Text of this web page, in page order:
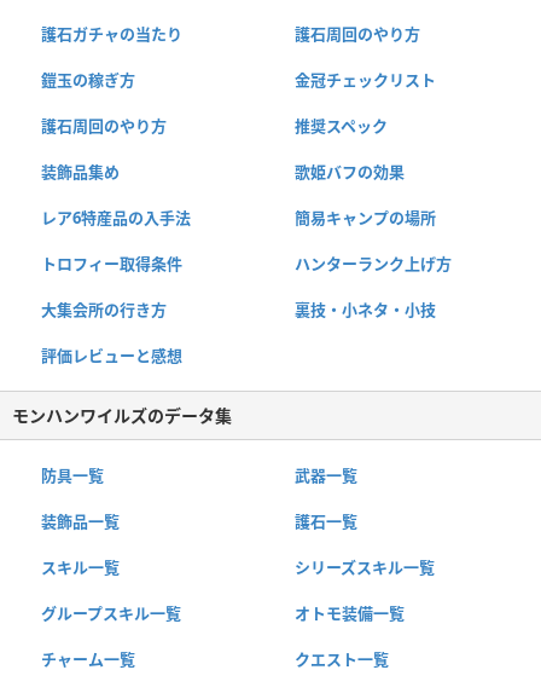
護石ガチャの当たり 護石周回のやり方
鎧玉の稼ぎ方 金冠チェックリスト
護石周回のやり方 推奨スペック
装飾品集め 歌姫バフの効果
レア6特産品の入手法 簡易キャンプの場所
トロフィー取得条件 ハンターランク上げ方
大集会所の行き方 裏技・小ネタ・小技
評価レビューと感想
モンハンワイルズのデータ集
防具一覧 武器一覧
装飾品一覧 護石一覧
スキル一覧 シリーズスキル一覧
グループスキル一覧 オトモ装備一覧
チャーム一覧 クエスト一覧